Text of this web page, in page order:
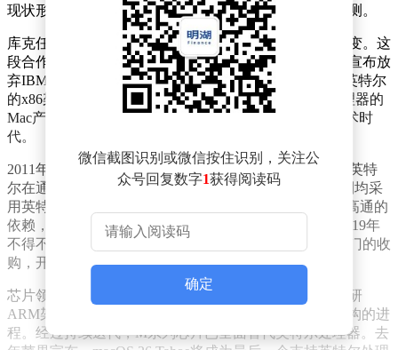
现状形成对比，引发外界对苹果未来战略调整的诸多猜测。
库克任期内，苹果与英特尔的合作关系经历了戏剧性转变。这
段合作始于2005年乔布斯主导的战略决策——当时苹果宣布放
弃IBM和摩托罗拉联合开发的PowerPC芯片，转而采用英特尔
的x86架构。这一转变在2006年随着首款搭载英特尔处理器的
Mac产品上市而正式完成，标志着苹果电脑进入新的技术时
代。
2011年库克接任CEO后，双方合作进一步深化。苹果与英特
尔在通信基带领域展开合作，从iPhone 5到iPhone 11系列均采
用英特尔提供的LTE基带芯片。这项合作本意是减少对高通的
依赖，但英特尔在5G基带研发上的滞后，导致苹果在2019年
不得不重新转向高通，并最终在2020年完成基带芯片部门的收
购，开启自研之路。
芯片领域的战略调整更为彻底。2020年苹果推出首款自研
ARM架构的M1芯片，开启Mac产品线告别英特尔x86架构的进
程。经过持续迭代，M系列芯片已全面替代英特尔处理器。去
微信截图识别或微信按住识别，关注公
众号回复数字1获得阅读码
确定